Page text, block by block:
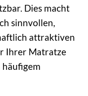
Dies macht
sinnvollen,
attraktiven
Ihrer Matratze